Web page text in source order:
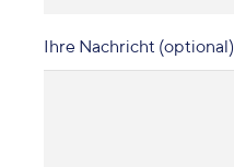
Ihre Nachricht (optional)